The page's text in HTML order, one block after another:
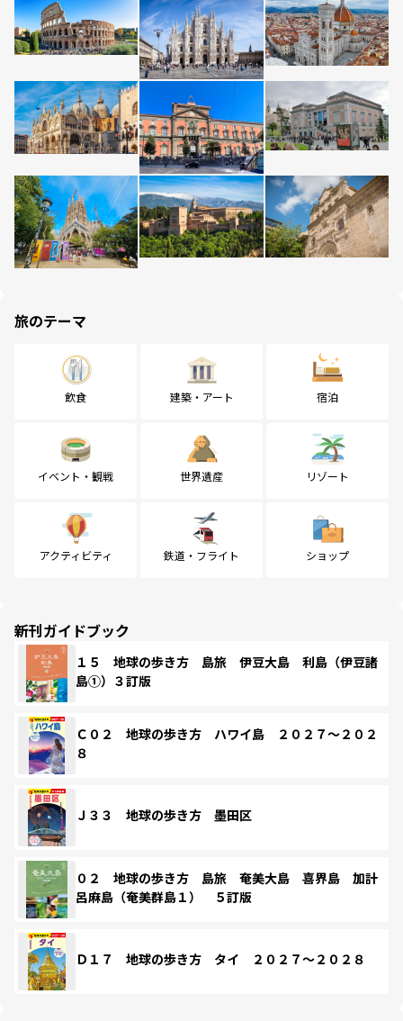
旅のテーマ
飲食 建築・アート 宿泊
イベント・観戦 世界遺産 リゾート
アクティビティ 鉄道・フライト ショップ
新刊ガイドブック
１５ 地球の歩き方 島旅 伊豆大島 利島（伊豆諸
島①）３訂版
Ｃ０２ 地球の歩き方 ハワイ島 ２０２７～２０２
８
Ｊ３３ 地球の歩き方 墨田区
０２ 地球の歩き方 島旅 奄美大島 喜界島 加計
呂麻島（奄美群島１） ５訂版
Ｄ１７ 地球の歩き方 タイ ２０２７～２０２８